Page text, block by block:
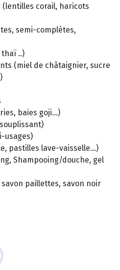
(lentilles corail, haricots
semi-complètes,
thaï ..)
(miel de châtaignier, sucre
baies goji...)
usages)
pastilles lave-vaisselle...)
Shampooing/douche, gel
paillettes, savon noir